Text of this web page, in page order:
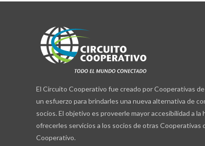
El Circuito Cooperativo fue creado por Cooperativas
un esfuerzo para brindarles una nueva alternativa de
socios. El objetivo es proveerle mayor accesibilidad a
ofrecerles servicios a los socios de otras Cooperativas
Cooperativo.